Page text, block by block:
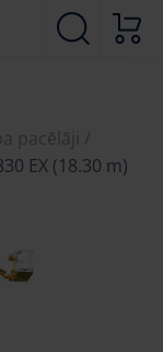
pacēlāji
EX (18.30 m)